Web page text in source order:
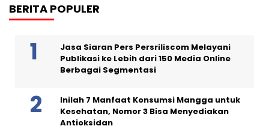
BERITA POPULER
Jasa Siaran Pers Persriliscom Melayani
Publikasi ke Lebih dari 150 Media Online
Berbagai Segmentasi
Inilah 7 Manfaat Konsumsi Mangga untuk
Kesehatan, Nomor 3 Bisa Menyediakan
Antioksidan